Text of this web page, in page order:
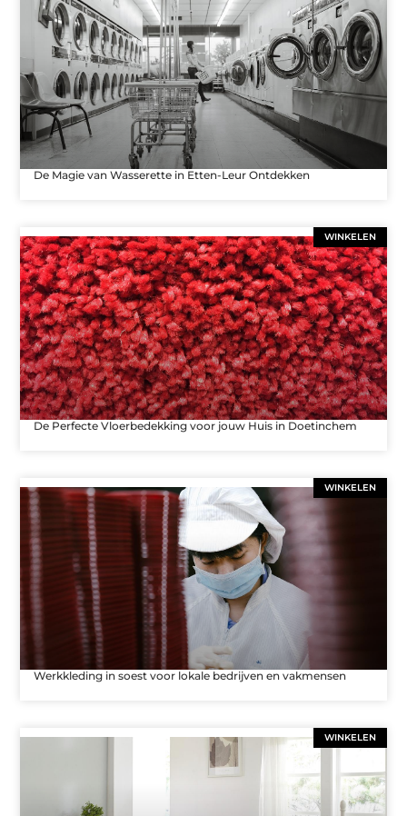
De Magie van Wasserette in Etten-Leur Ontdekken
WINKELEN
De Perfecte Vloerbedekking voor jouw Huis in Doetinchem
WINKELEN
Werkkleding in soest voor lokale bedrijven en vakmensen
WINKELEN